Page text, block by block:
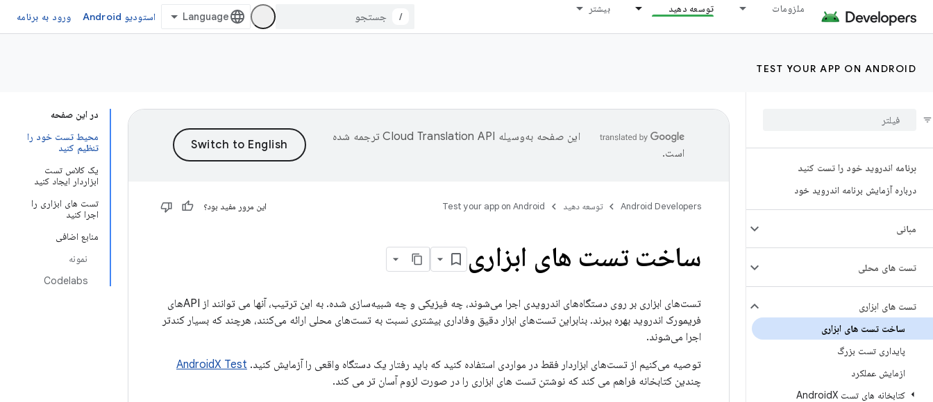
ملزومات توسعه دهید بیشتر
/ استودیو Android ورود به برنامه
TEST YOUR APP ON ANDROID
برنامه اندروید خود را تست کنید
درباره آزمایش برنامه اندروید خود
مبانی
تست های محلی
تست های ابزاری
ساخت تست های ابزاری
پایداری تست بزرگ
ازمایش عملکرد
کتابخانه های تست Android X
در این صفحه
محیط تست خود را
تنظیم کنید
یک کلاس تست
ابزاردار ایجاد کنید
تست های ابزاری را
اجرا کنید
منابع اضافی
نمونه
Codelabs
این صفحه به‌وسیله
ترجمه شده
است.
Android Developers توسعه دهید Test your app on Android این مرور مفید بود؟
ساخت تست های ابزاری
تست‌های ابزاری بر روی دستگاه‌های اندرویدی اجرا می‌شوند، چه فیزیکی و چه شبیه‌سازی شده. به این ترتیب، آنها می توانند از APIهای
فریمورک اندروید بهره ببرند. بنابراین تست‌های ابزار دقیق وفاداری بیشتری نسبت به تست‌های محلی ارائه می‌کنند، هرچند که بسیار کندتر
اجرا می‌شوند.
توصیه می‌کنیم از تست‌های ابزاردار فقط در مواردی استفاده کنید که باید رفتار یک دستگاه واقعی را آزمایش کنید. AndroidX Test
چندین کتابخانه فراهم می کند که نوشتن تست های ابزاری را در صورت لزوم آسان تر می کند.